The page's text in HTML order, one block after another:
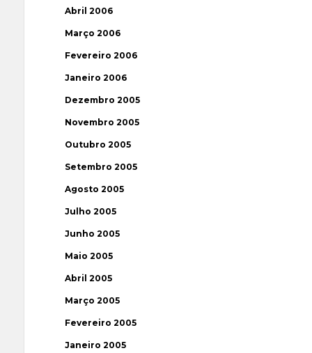
Abril 2006
Março 2006
Fevereiro 2006
Janeiro 2006
Dezembro 2005
Novembro 2005
Outubro 2005
Setembro 2005
Agosto 2005
Julho 2005
Junho 2005
Maio 2005
Abril 2005
Março 2005
Fevereiro 2005
Janeiro 2005